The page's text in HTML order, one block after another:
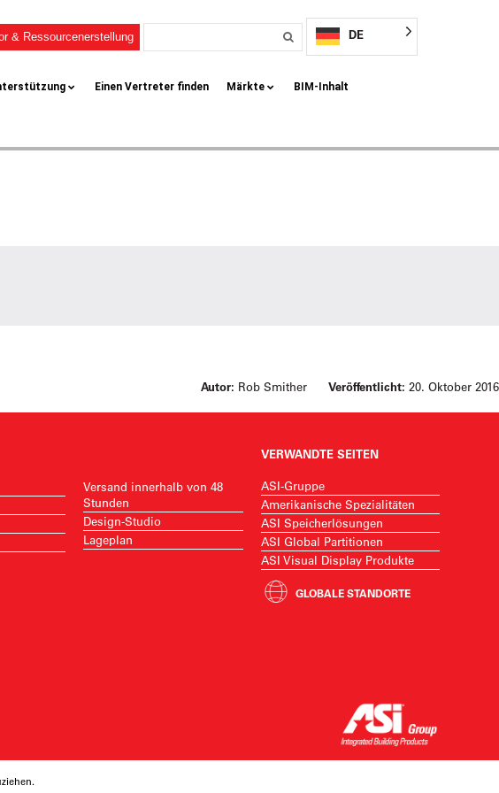
& Ressourcenerstellung DE
Einen Vertreter finden Märkte BIM-Inhalt
Autor: Rob Smither Veröffentlicht: 20. Oktober 2016
Versand innerhalb von 48
Stunden
Design-Studio
Lageplan
VERWANDTE SEITEN
ASI-Gruppe
Amerikanische Spezialitäten
ASI Speicherlösungen
ASI Global Partitionen
ASI Visual Display Produkte
GLOBALE STANDORTE